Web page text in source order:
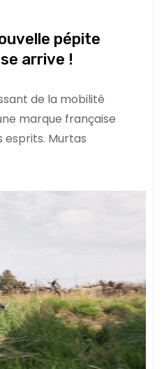
pépite
arrive !
de la mobilité
marque française
esprits. Murtas